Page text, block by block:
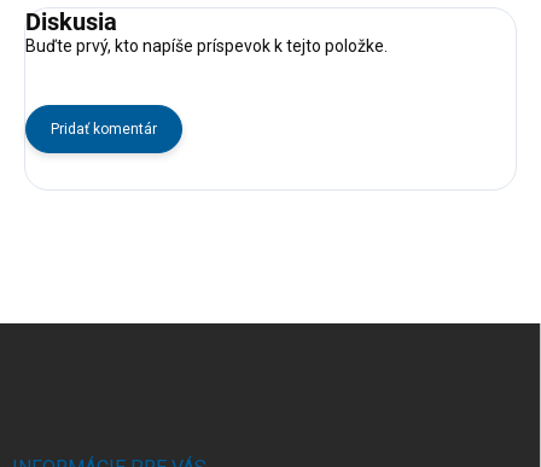
Diskusia
Buďte prvý, kto napíše príspevok k tejto položke.
Pridať komentár